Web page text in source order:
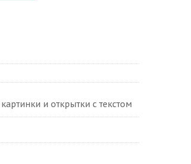
и открытки с текстом